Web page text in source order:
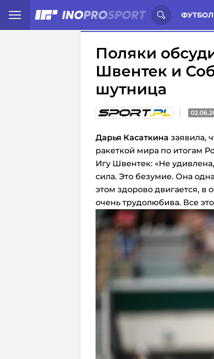
ФУТБОЛ
Иностранцы о спорте России:
Поляки
Швентек и
шутница
Дарья Касаткина заявила,
ракеткой мира по итогам
Игу Швентек: «Не
сила. Это безумие. Она
этом здорово двигается, в
очень трудолюбива. Все